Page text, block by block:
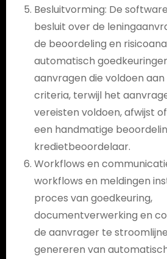
Besluitvorming: De
besluit over de
de beoordeling en
automatisch
aanvragen die voldoen
criteria, terwijl het
vereisten voldoen, afwijst
een handmatige
kredietbeoordelaar.
Workflows en
workflows en meldingen
proces van goedkeuring,
documentverwerking en
de aanvrager te
genereren van